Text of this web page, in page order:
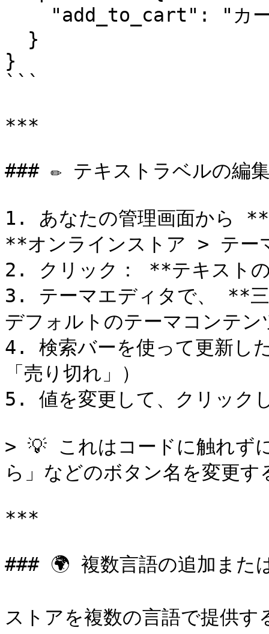
}
```
***
### ✏️ テキストラベルの編
1. あなたの管理画面から
**オンラインストア > テー
2. クリック： **テキスト
3. テーマエディタで、 **
デフォルトのテーマコンテ
4. 検索バーを使って更新し
「売り切れ」）
5. 値を変更して、クリッ
> 💡 これはコードに触れず
ら」などのボタン名を変更
***
### 🌍 複数言語の追加また
ストアを複数の言語で提供す